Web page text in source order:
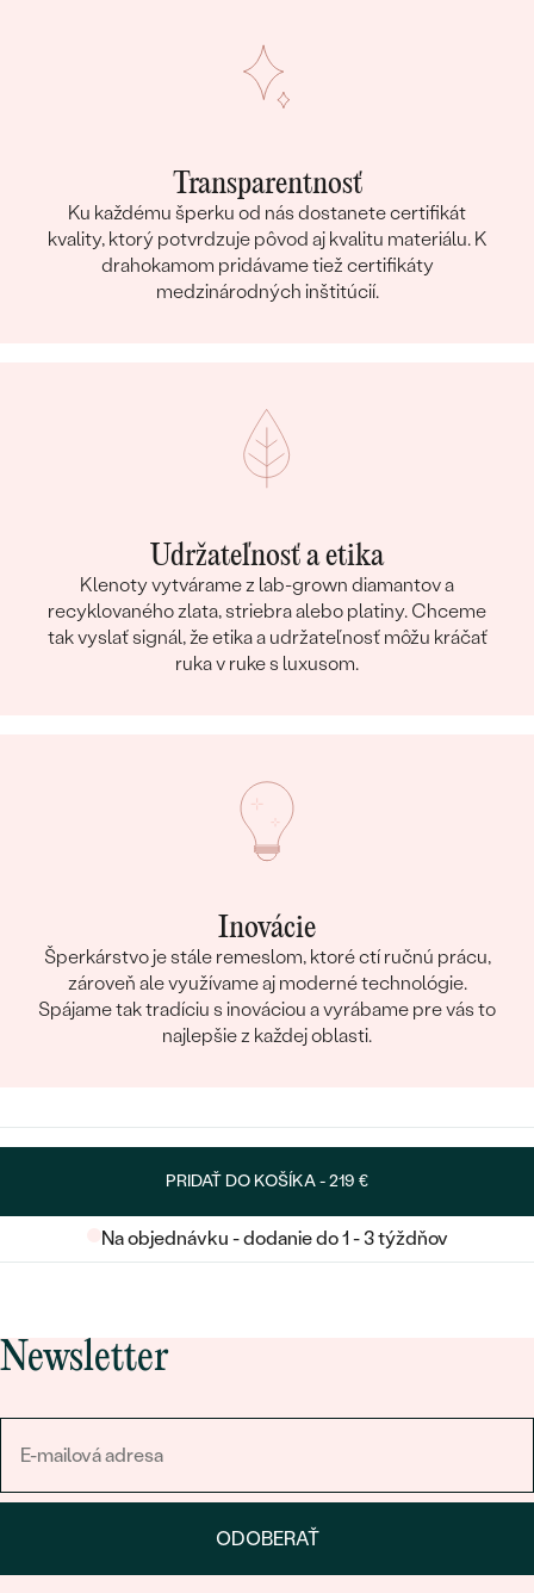
Transparentnosť
Ku každému šperku od nás dostanete certifikát
kvality, ktorý potvrdzuje pôvod aj kvalitu materiálu. K
drahokamom pridávame tiež certifikáty
medzinárodných inštitúcií.
Udržateľnosť a etika
Klenoty vytvárame z lab-grown diamantov a
recyklovaného zlata, striebra alebo platiny. Chceme
tak vyslať signál, že etika a udržateľnosť môžu kráčať
ruka v ruke s luxusom.
Inovácie
Šperkárstvo je stále remeslom, ktoré ctí ručnú prácu,
zároveň ale využívame aj moderné technológie.
Spájame tak tradíciu s inováciou a vyrábame pre vás to
najlepšie z každej oblasti.
PRIDAŤ DO KOŠÍKA -219 €
Na objednávku - dodanie do 1 - 3 týždňov
Newsletter
ODOBERAŤ